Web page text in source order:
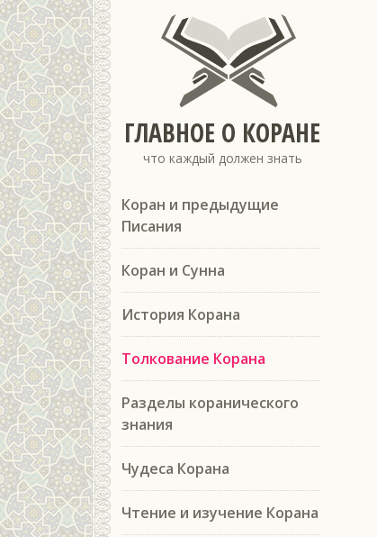
ГЛАВНОЕ О КОРАНЕ
что каждый должен знать
Коран и предыдущие
Писания
Коран и Сунна
История Корана
Толкование Корана
Разделы коранического
знания
Чудеса Корана
Чтение и изучение Корана